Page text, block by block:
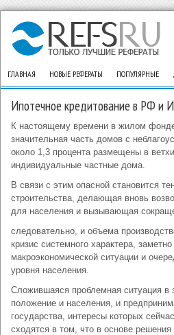
ГЛАВНАЯ НОВЫЕ РЕФЕРАТЫ ПОПУЛЯРНЫЕ
Ипотечное кредитование в РФ и
К настоящему времени в жилом
значительная часть домов с
около 1,3 процента размещены в
индивидуальные частные дома.
В связи с этим опасной становится
строительства, делающая вновь
для населения и вызывающая
следовательно, и объема
кризис системного характера,
макроэкономической ситуации и
уровня населения.
Сложившаяся проблемная ситуация в
положение и населения, и
государства, интересы которых
сходятся в том, что в основе